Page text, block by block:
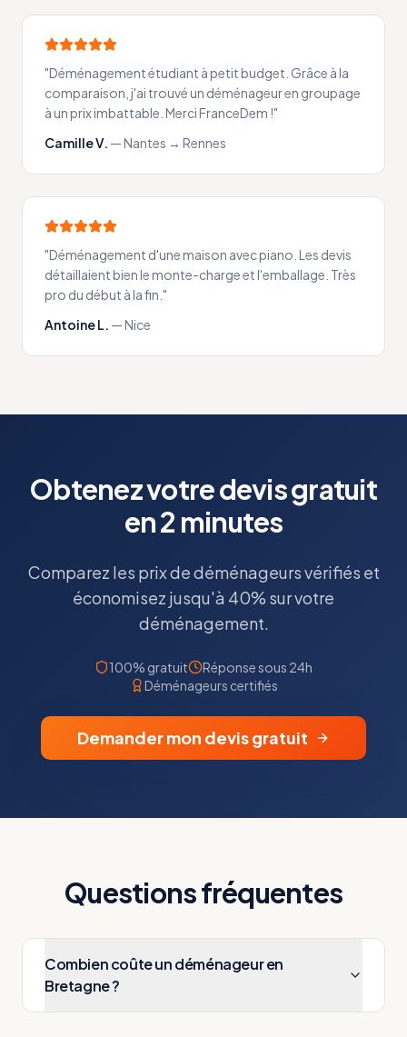
"Déménagement étudiant à petit budget. Grâce à la
comparaison, j'ai trouvé un déménageur en groupage
à un prix imbattable. Merci FranceDem !"
Camille V. —Nantes → Rennes
"Déménagement d'une maison avec piano. Les devis
détaillaient bien le monte-charge et l'emballage. Très
pro du début à la fin. "
Antoine L. —Nice
Obtenez votre devis gratuit
en 2 minutes
Comparez les prix de déménageurs vérifiés et
économisez jusqu'à 40% sur votre
déménagement.
100% gratuit
Réponse sous 24h
Déménageurs certifiés
Demander mon devis gratuit
Questions fréquentes
Combien coûte un déménageur en
Bretagne ?